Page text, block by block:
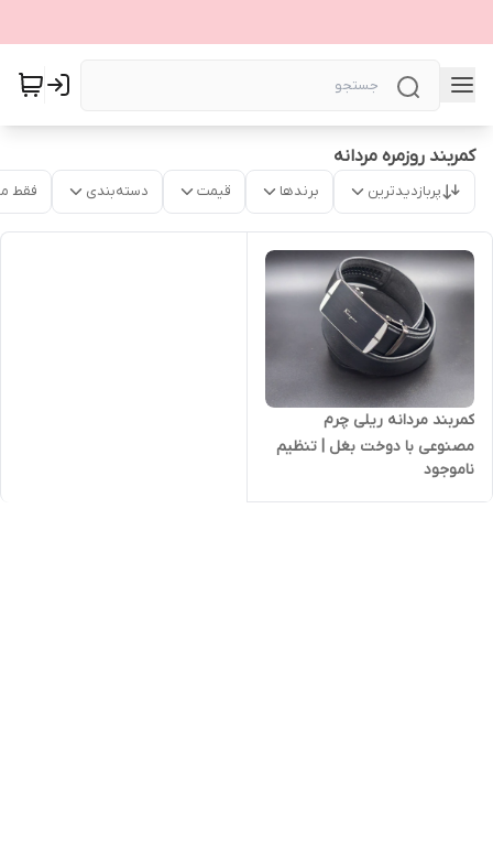
کمربند روزمره مردانه
پربازدیدترین برندها قیمت دسته‌بندی فقط
کمربند مردانه ریلی چرم
مصنوعی با دوخت بغل | تنظیم
آسان و ظاهر شیک
ناموجود